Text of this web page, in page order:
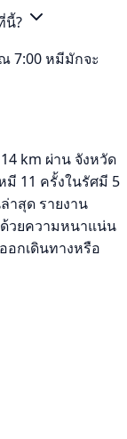
นี้?
7:00 หมีมักจะ
km ผ่าน จังหวัด
มี 11 ครั้งในรัศมี 5
าสุด รายงาน
วยความหนาแน่น
อกเดินทางหรือ